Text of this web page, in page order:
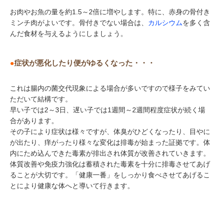
お肉やお魚の量を約1.5～2倍に増やします。特に、赤身の骨付き
ミンチ肉がよいです。骨付きでない場合は、 カルシウムを多く含
んだ食材を与えるようにしましょう。
●症状が悪化したり便がゆるくなった・・・
これは腸内の菌交代現象による場合が多いですので様子をみてい
ただいて結構です。
早い子では2～3日、遅い子では1週間～2週間程度症状が続く場
合があります。
その子により症状は様々ですが、体臭がひどくなったり、目やに
が出たり、痒がったり様々な変化は排毒が始まった証拠です。体
内にため込んできた毒素が排出され体質が改善されていきます。
体質改善や免疫力強化は蓄積された毒素を十分に排毒させてあげ
ることが大切です。「健康一番」をしっかり食べさせてあげるこ
とにより健康な体へと導いて行きます。